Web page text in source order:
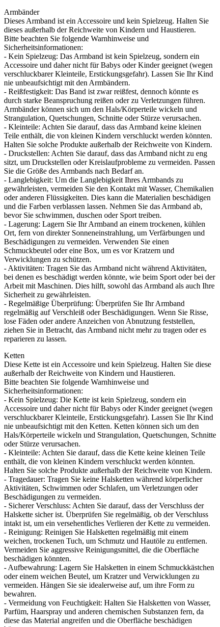
Armbänder
Dieses Armband ist ein Accessoire und kein Spielzeug. Halten Sie
dieses außerhalb der Reichweite von Kindern und Haustieren.
Bitte beachten Sie folgende Warnhinweise und
Sicherheitsinformationen:
- Kein Spielzeug: Das Armband ist kein Spielzeug, sondern ein
Accessoire und daher nicht für Babys oder Kinder geeignet (wegen
verschluckbarer Kleinteile, Erstickungsgefahr). Lassen Sie Ihr Kind
nie unbeaufsichtigt mit den Armbändern.
- Reißfestigkeit: Das Band ist zwar reißfest, dennoch könnte es
durch starke Beanspruchung reißen oder zu Verletzungen führen.
Armbänder können sich um den Hals/Körperteile wickeln und
Strangulation, Quetschungen, Schnitte oder Stürze verursachen.
- Kleinteile: Achten Sie darauf, dass das Armband keine kleinen
Teile enthält, die von kleinen Kindern verschluckt werden könnten.
Halten Sie solche Produkte außerhalb der Reichweite von Kindern.
- Druckstellen: Achten Sie darauf, dass das Armband nicht zu eng
sitzt, um Druckstellen oder Kreislaufprobleme zu vermeiden. Passen
Sie die Größe des Armbands nach Bedarf an.
- Langlebigkeit: Um die Langlebigkeit Ihres Armbands zu
gewährleisten, vermeiden Sie den Kontakt mit Wasser, Chemikalien
oder anderen Flüssigkeiten. Dies kann die Materialien beschädigen
und die Farben verblassen lassen. Nehmen Sie das Armband ab,
bevor Sie schwimmen, duschen oder Sport treiben.
- Lagerung: Lagern Sie Ihr Armband an einem trockenen, kühlen
Ort, fern von direkter Sonneneinstrahlung, um Verfärbungen und
Beschädigungen zu vermeiden. Verwenden Sie einen
Schmuckbeutel oder eine Box, um es vor Kratzern und
Verwicklungen zu schützen.
- Aktivitäten: Tragen Sie das Armband nicht während Aktivitäten,
bei denen es beschädigt werden könnte, wie beim Sport oder bei der
Arbeit mit Maschinen. Dies hilft, sowohl das Armband als auch Ihre
Sicherheit zu gewährleisten.
- Regelmäßige Überprüfung: Überprüfen Sie Ihr Armband
regelmäßig auf Verschleiß oder Beschädigungen. Wenn Sie Risse,
lose Fäden oder andere Anzeichen von Abnutzung feststellen,
ziehen Sie in Betracht, das Armband nicht mehr zu tragen oder es
reparieren zu lassen.
Ketten
Diese Kette ist ein Accessoire und kein Spielzeug. Halten Sie diese
außerhalb der Reichweite von Kindern und Haustieren.
Bitte beachten Sie folgende Warnhinweise und
Sicherheitsinformationen:
- Kein Spielzeug: Die Kette ist kein Spielzeug, sondern ein
Accessoire und daher nicht für Babys oder Kinder geeignet (wegen
verschluckbarer Kleinteile, Erstickungsgefahr). Lassen Sie Ihr Kind
nie unbeaufsichtigt mit den Ketten. Ketten können sich um den
Hals/Körperteile wickeln und Strangulation, Quetschungen, Schnitte
oder Stürze verursachen.
- Kleinteile: Achten Sie darauf, dass die Kette keine kleinen Teile
enthält, die von kleinen Kindern verschluckt werden könnten.
Halten Sie solche Produkte außerhalb der Reichweite von Kindern.
- Tragedauer: Tragen Sie keine Halsketten während körperlicher
Aktivitäten, Schwimmen oder Schlafen, um Verletzungen oder
Beschädigungen zu vermeiden.
- Sicherer Verschluss: Achten Sie darauf, dass der Verschluss der
Halskette sicher ist. Überprüfen Sie regelmäßig, ob der Verschluss
intakt ist, um ein versehentliches Verlieren der Kette zu vermeiden.
- Reinigung: Reinigen Sie Halsketten regelmäßig mit einem
weichen, trockenen Tuch, um Schmutz und Hautöle zu entfernen.
Vermeiden Sie aggressive Reinigungsmittel, die die Oberfläche
beschädigen könnten.
- Aufbewahrung: Lagern Sie Halsketten in einem Schmuckkästchen
oder einem weichen Beutel, um Kratzer und Verwicklungen zu
vermeiden. Hängen Sie sie idealerweise auf, um ihre Form zu
bewahren.
- Vermeidung von Feuchtigkeit: Halten Sie Halsketten von Wasser,
Parfüm, Haarspray und anderen chemischen Substanzen fern, da
diese das Material angreifen und die Oberfläche beschädigen